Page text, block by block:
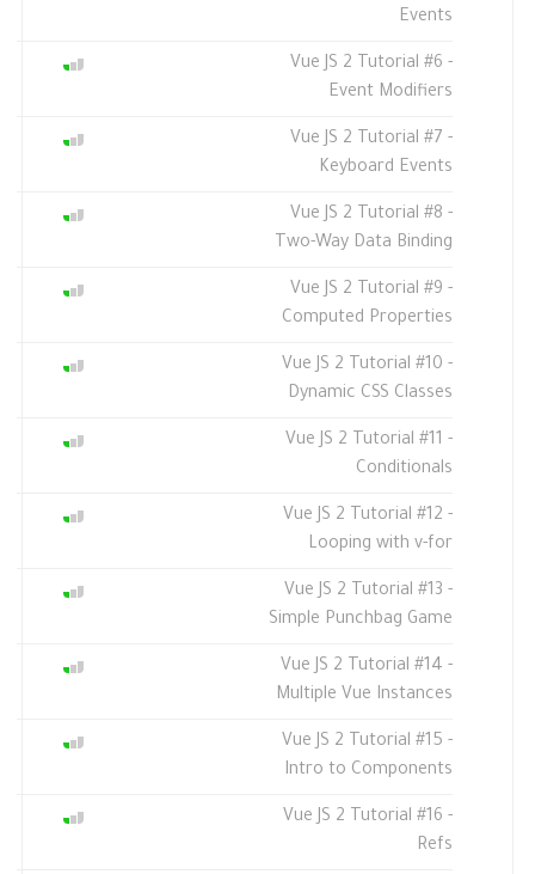
Events
Vue JS 2 Tutorial #6 -
Event Modifiers
Vue JS 2 Tutorial #7 -
Keyboard Events
Vue JS 2 Tutorial #8 -
Two-Way Data Binding
Vue JS 2 Tutorial #9 -
Computed Properties
Vue JS 2 Tutorial #10 -
Dynamic CSS Classes
Vue JS 2 Tutorial #11 -
Conditionals
Vue JS 2 Tutorial #12 -
Looping with v-for
Vue JS 2 Tutorial #13 -
Simple Punchbag Game
Vue JS 2 Tutorial #14 -
Multiple Vue Instances
Vue JS 2 Tutorial #15 -
Intro to Components
Vue JS 2 Tutorial #16 -
Refs